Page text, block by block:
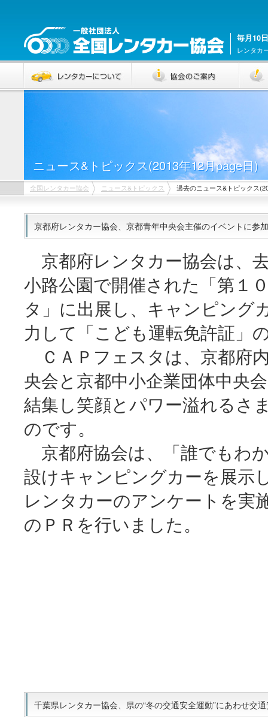
毎月10
レンタカ
ニュース&トピックス(2013年12月page日)
全国レンタカー協会 ニュース&トピックス 過去のニュース&トピックス
京都府レンタカー協会、京都青年中央会主催のイベントに参
京都府レンタカー協会は、
小路公園で開催された「第１
タ」に出展し、キャンピング
力して「こども運転免許証」
ＣＡＰフェスタは、京都府
央会と京都中小企業団体中央
結集し笑顔とパワー溢れるさ
のです。
京都府協会は、「誰でもわ
設けキャンピングカーを展示
レンタカーのアンケートを実
のＰＲを行いました。
千葉県レンタカー協会、県の“冬の交通安全運動”にあわせ交